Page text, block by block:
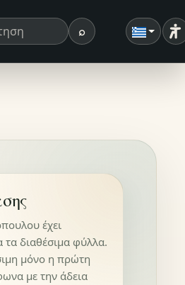
⌕Αναζήτηση
έχει
διαθέσιμα φύλλα.
μόνο η πρώτη
με την άδεια